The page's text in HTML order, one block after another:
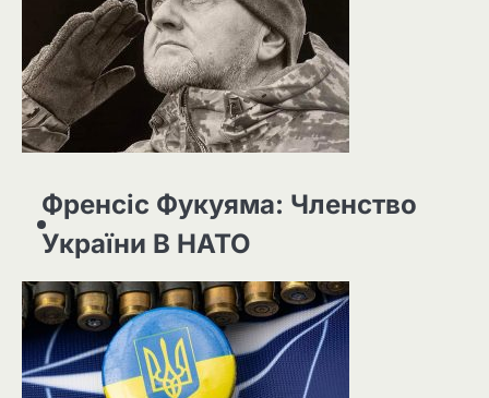
Френсіс Фукуяма: Членство
України В НАТО